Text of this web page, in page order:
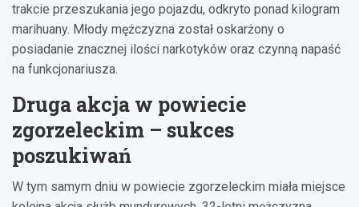
trakcie przeszukania jego pojazdu, odkryto ponad kilogram
marihuany. Młody mężczyzna został oskarżony o
posiadanie znacznej ilości narkotyków oraz czynną napaść
na funkcjonariusza.
Druga akcja w powiecie
zgorzeleckim – sukces
poszukiwań
W tym samym dniu w powiecie zgorzeleckim miała miejsce